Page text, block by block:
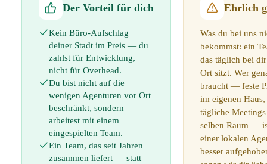
Der Vorteil für dich
Kein Büro-Aufschlag
deiner Stadt im Preis — du
zahlst für Entwicklung,
nicht für Overhead.
Du bist nicht auf die
wenigen Agenturen vor Ort
beschränkt, sondern
arbeitest mit einem
eingespielten Team.
Ein Team, das seit Jahren
zusammen liefert — statt
Ehrlich
Was du bei uns
bekommst: ein
das täglich bei
Ort sitzt. Wer
braucht — feste
im eigenen Haus,
tägliche
selben Raum —
einer lokalen
besser